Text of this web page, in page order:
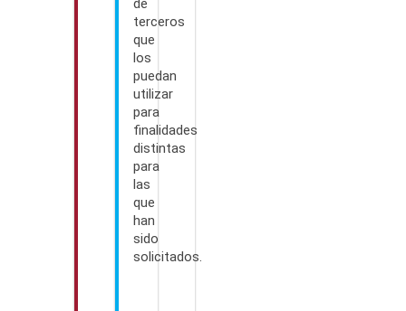
de
terceros
que
los
puedan
utilizar
para
finalidades
distintas
para
las
que
han
sido
solicitados.